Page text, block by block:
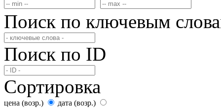
Поиск по ключевым
Поиск по ID
Сортировка
цена (возр.)
дата (возр.)